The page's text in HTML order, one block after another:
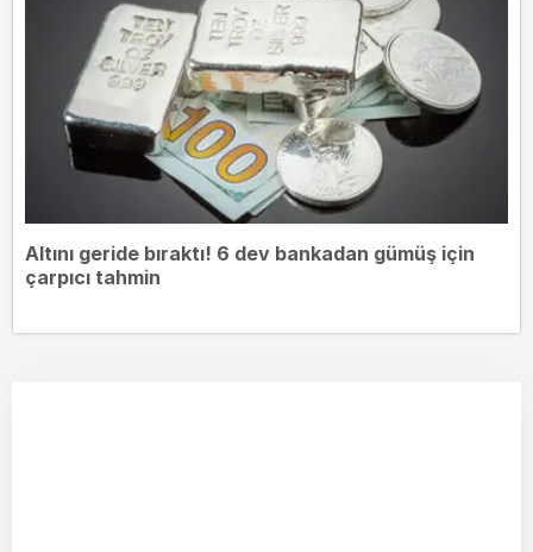
Altını geride bıraktı! 6 dev bankadan gümüş için
çarpıcı tahmin